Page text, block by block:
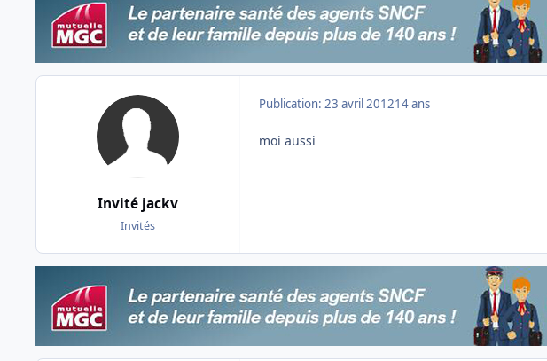
Invité jackv
Invités
Publication: 23 avril 201214 ans
moi aussi